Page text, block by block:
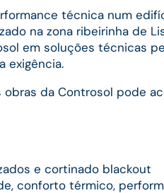
técnica num
na zona ribeirinha de
em soluções técnicas
exigência.
obras da Controsol pode
e cortinado blackout
conforto térmico,